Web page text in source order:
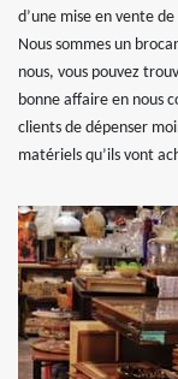
d’une mise en vente
Nous sommes un
nous, vous pouvez
bonne affaire en nous
clients de dépenser
matériels qu’ils vont